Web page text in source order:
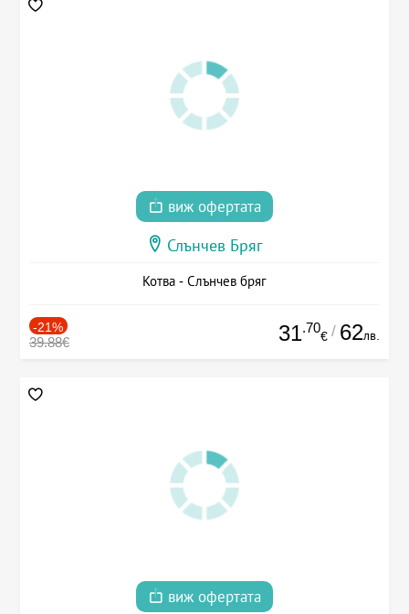
виж офертата
Слънчев Бряг
Котва - Слънчев бряг
-21%
39.88€ 31.70
€ / 62лв.
виж офертата